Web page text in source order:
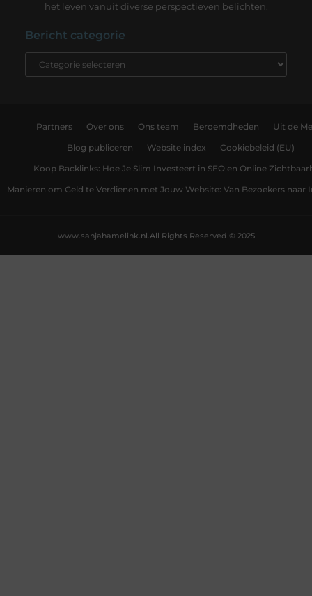
het leven vanuit diverse perspectieven belichten.
Bericht categorie
Partners Over ons Ons team Beroemdheden Uit de
Blog publiceren Website index Cookiebeleid (EU)
Koop Backlinks: Hoe Je Slim Investeert in SEO en Online
Manieren om Geld te Verdienen met Jouw Website: Van Bezoekers naar
All Rights Reserved © 2025
www.sanjahamelink.nl.